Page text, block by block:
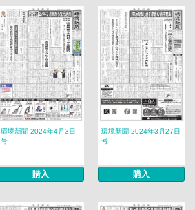
環境新聞 2024年4月3日
号
購入
環境新聞 2024年3月27日
号
購入